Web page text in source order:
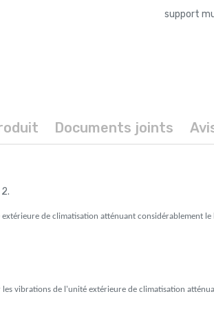
support
Documents joints
de climatisation atténuant considérablement
vibrations de l'unité extérieure de climatisation